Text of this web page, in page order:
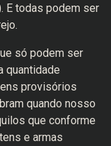
E todas podem ser
só podem ser
quantidade
provisórios
quando nosso
que conforme
e armas